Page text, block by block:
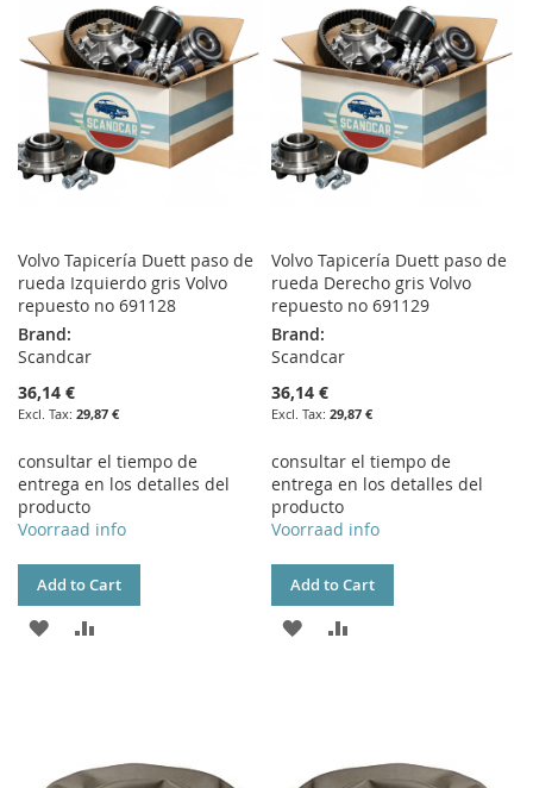
LIST
LIST
Volvo Tapicería Duett paso de
rueda Izquierdo gris Volvo
repuesto no 691128
Brand:
Scandcar
36,14 €
29,87 €
consultar el tiempo de
entrega en los detalles del
producto
Voorraad info
Add to Cart
ADD
Volvo Tapicería Duett paso de
rueda Derecho gris Volvo
repuesto no 691129
Brand:
Scandcar
36,14 €
29,87 €
consultar el tiempo de
entrega en los detalles del
producto
Voorraad info
Add to Cart
ADD